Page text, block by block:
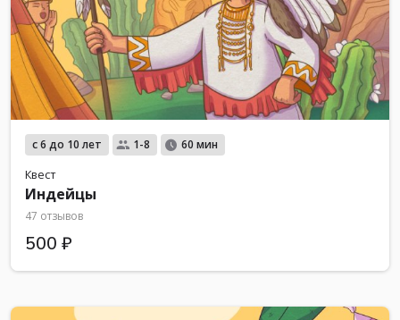
с 6 до 10 лет 1-8 60 мин
Квест
Индейцы
47 отзывов
500 ₽